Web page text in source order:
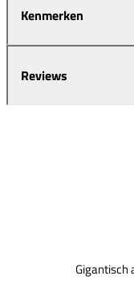
Kenmerken
Reviews
Gigantisch